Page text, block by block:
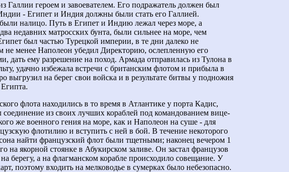
Галлии героем и завоевателем. Его подражатель должен был
- Египет и Индия должны были стать его Галлией.
налицо. Путь в Египет и Индию лежал через море, а
недавних матросских бунта, были сильнее на море, чем
был частью Турецкой империи, в те дни далеко не
не менее Наполеон убедил Директорию, ослепленную его
дать ему разрешение на поход. Армада отправилась из Тулона в
удачно избежала встречи с британским флотом и прибыла в
выгрузил на берег свои войска и в результате битвы у подножия
флота находились в то время в Атлантике у порта Кадис,
соединение из своих лучших кораблей под командованием вице-
же военного гения на море, как и Наполеон на суше - для
флотилию и вступить с ней в бой. В течение некоторого
найти французский флот были тщетными; наконец вечером 1
на якорной стоянке в Абукирском заливе. Он застал французов
берегу, а на флагманском корабле происходило совещание. У
поэтому входить на мелководье в сумерках было небезопасно.